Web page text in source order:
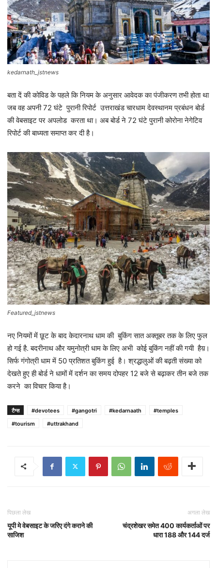
kedarnath_jstnews
बता दें की कोविड के पहले कि नियम के अनुसार आवेदक का पंजीकरण तभी होता था
जब वह अपनी 72 घंटे पुरानी रिपोर्ट उत्तराखंड चारधाम देवस्थानम प्रबंधन बोर्ड
की वेबसाइट पर अपलोड करता था। अब बोर्ड ने 72 घंटे पुरानी कोरोना नेगेटिव
रिपोर्ट की बाध्यता समाप्त कर दी है।
Featured_jstnews
नए नियमों में छूट के बाद केदारनाथ धाम की बुकिंग सात अक्तूबर तक के लिए फुल
हो गई है. बदरीनाथ और यमुनोत्री धाम के लिए अभी कोई बुकिंग नहीं की गयी हैय़।
सिर्फ गंगोत्री धाम में 50 प्रतिशत बुकिंग हुई है। श्रद्धालुओं की बढ़ती संख्या को
देखते हुए ही बोर्ड ने धामों में दर्शन का समय दोपहर 12 बजे से बढ़ाकर तीन बजे तक
करने का विचार किया है।
टैग्स #devotees #gangotri #kedarnaath
#temples
#tourism
#uttrakhand
पिछला लेख
यूपी मे वेबसाइट के जरिए दंगे कराने की
साजिश
अगला लेख
चंद्रशेखर समेत 400 कार्यकर्ताओं पर
धारा 188 और 144 दर्ज